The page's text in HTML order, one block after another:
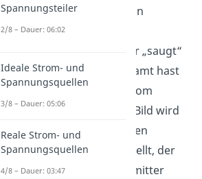
. Dadurch werden sie in
Richtung des Kollektors
beschleunigt; der Kollektor „saugt“
die Elektronen auf. Insgesamt hast
du also einen Stromfluss vom
Emitter zum Kollektor. Im Bild wird
das üblicherweise durch den
Kollektorstrom
dargestellt, der
aber vom Kollektor zum Emitter
Spannungsteiler
2/8 – Dauer: 06:02
Ideale Strom- und
Spannungsquellen
3/8 – Dauer: 05:06
Reale Strom- und
Spannungsquellen
4/8 – Dauer: 03:47